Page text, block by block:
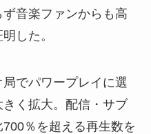
音楽ファンからも高
した。
でパワープレイに選
く拡大。配信・サブ
％を超える再生数を